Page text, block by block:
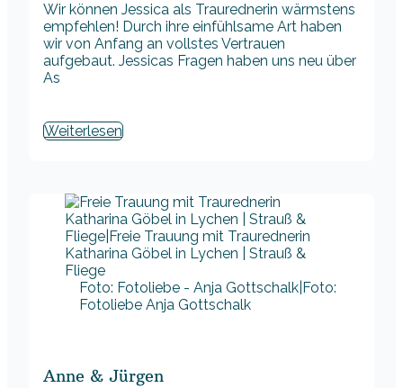
Wir können Jessica als Traurednerin wärmstens
empfehlen! Durch ihre einfühlsame Art haben
wir von Anfang an vollstes Vertrauen
aufgebaut. Jessicas Fragen haben uns neu über
As
Weiterlesen
Foto: Fotoliebe - Anja Gottschalk|Foto:
Fotoliebe Anja Gottschalk
Anne & Jürgen